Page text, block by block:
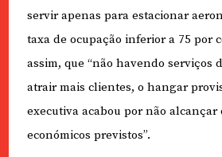
servir apenas para estacionar
taxa de ocupação inferior a 75 por
assim, que “não havendo serviços
atrair mais clientes, o hangar
executiva acabou por não alcançar
económicos previstos”.